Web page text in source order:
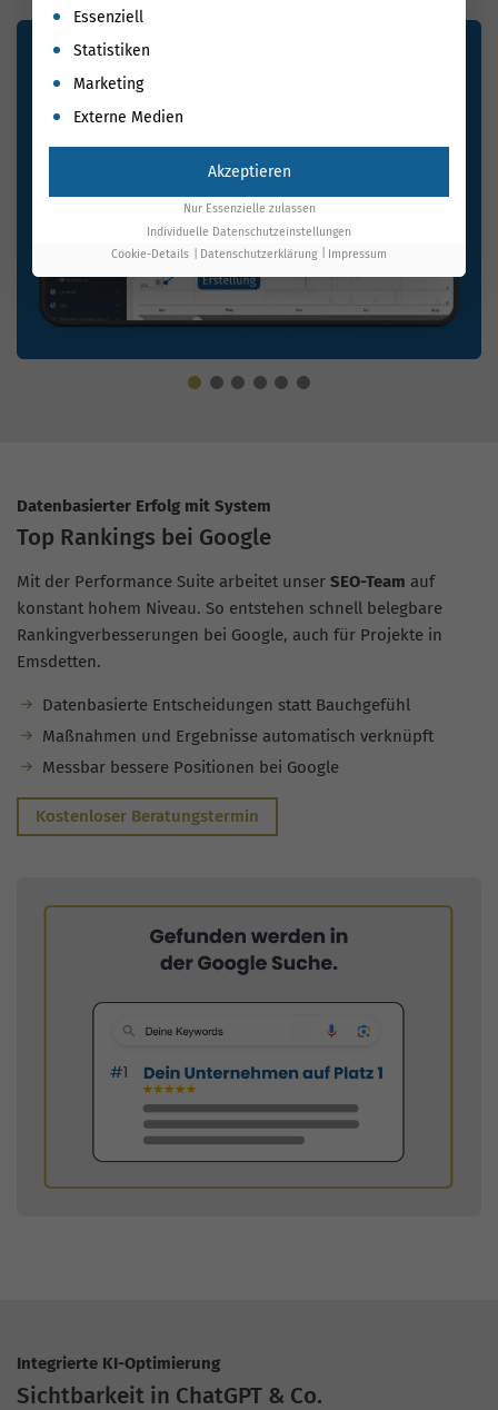
Datenbasierter Erfolg mit System
Top Rankings bei Google
Mit der Performance Suite arbeitet unser SEO-Team auf
konstant hohem Niveau. So entstehen schnell belegbare
Rankingverbesserungen bei Google, auch für Projekte in
Emsdetten.
Datenbasierte Entscheidungen statt Bauchgefühl
Maßnahmen und Ergebnisse automatisch verknüpft
Messbar bessere Positionen bei Google
Kostenloser Beratungstermin
Integrierte KI-Optimierung
Sichtbarkeit in ChatGPT & Co.
Es folgt eine Liste der Service-Gruppen, für die eine
Essenziell
Statistiken
Marketing
Externe Medien
Akzeptieren
Nur Essenzielle zulassen
Individuelle Datenschutzeinstellungen
Cookie-Details
Datenschutzerklärung Impressum